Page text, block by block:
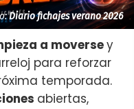
Diario fichajes verano 2026
a moversey
para reforzar
temporada.
abiertas,